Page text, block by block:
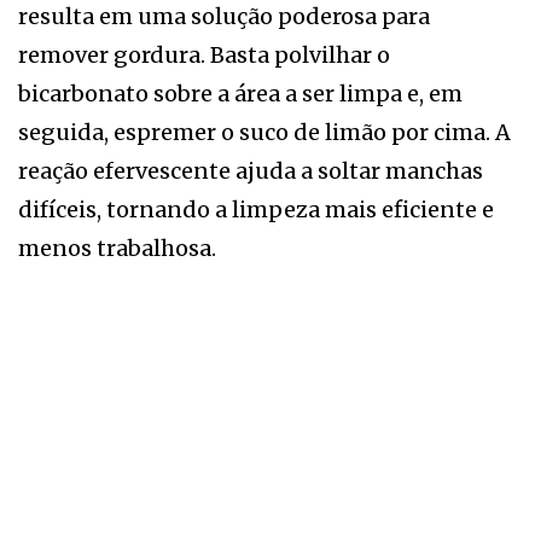
resulta em uma solução poderosa para
remover gordura. Basta polvilhar o
bicarbonato sobre a área a ser limpa e, em
seguida, espremer o suco de limão por cima. A
reação efervescente ajuda a soltar manchas
difíceis, tornando a limpeza mais eficiente e
menos trabalhosa.